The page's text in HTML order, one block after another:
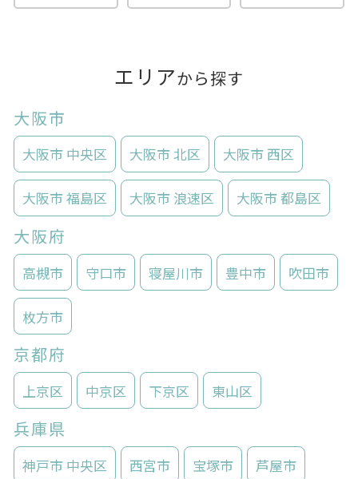
エリアから探す
大阪市
大阪市 中央区 大阪市 北区 大阪市 西区
大阪市 福島区 大阪市 浪速区 大阪市 都島区
大阪府
高槻市 守口市 寝屋川市 豊中市 吹田市
枚方市
京都府
上京区 中京区 下京区 東山区
兵庫県
神戸市 中央区 西宮市 宝塚市 芦屋市